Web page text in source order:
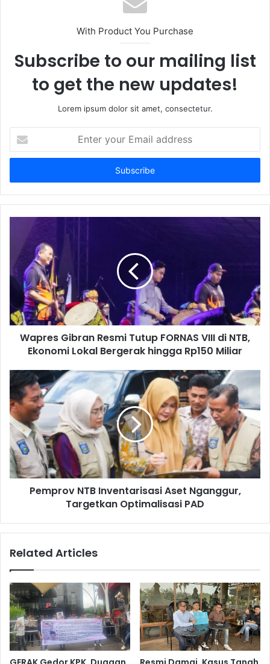
With Product You Purchase
Subscribe to our mailing list
to get the new updates!
Lorem ipsum dolor sit amet, consectetur.
your
Email
Wapres Gibran Resmi Tutup FORNAS VIII di NTB,
Ekonomi Lokal Bergerak hingga Rp150 Miliar
Pemprov NTB Inventarisasi Aset Nganggur,
Targetkan Optimalisasi PAD
Related Articles